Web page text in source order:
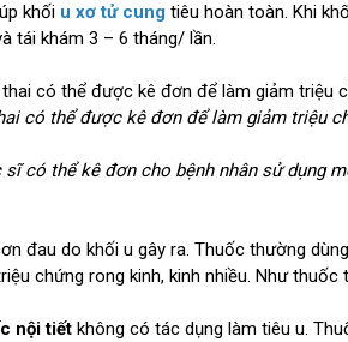
khối u xơ tử cung tiêu hoàn toàn. Khi
tái khám 3 – 6 tháng/ lần.
có thể được kê đơn để làm giảm triệu
có thể kê đơn cho bệnh nhân sử dụng
đau do khối u gây ra. Thuốc thường
chứng rong kinh, kinh nhiều. Như
nội tiết không có tác dụng làm tiêu u.